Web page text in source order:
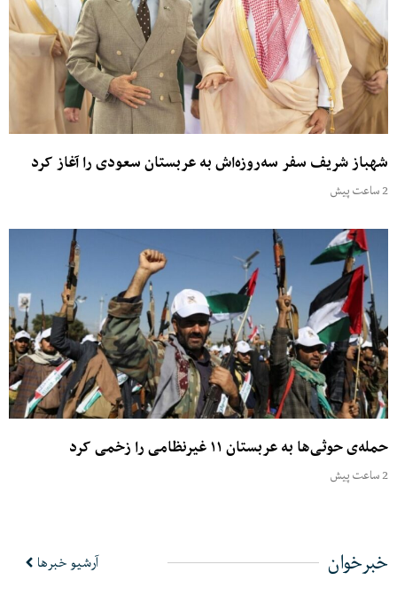
شهباز شریف سفر سه‌روزه‌اش به عربستان سعودی را آغاز کرد
2 ساعت پیش
حمله‌ی حوثی‌ها به عربستان ۱۱ غیرنظامی را زخمی کرد
2 ساعت پیش
خبرخوان
آرشیو خبرها